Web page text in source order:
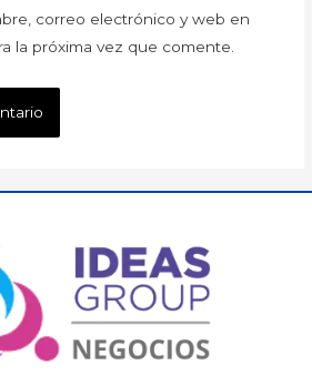
correo electrónico y web en
la próxima vez que comente.